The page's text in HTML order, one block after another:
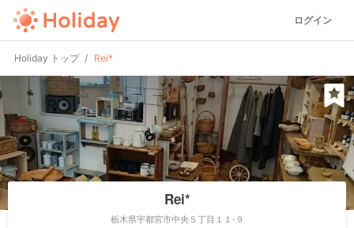
ログイン
Holiday トップ Rei*
Rei*
栃木県宇都宮市中央５丁目１１-９